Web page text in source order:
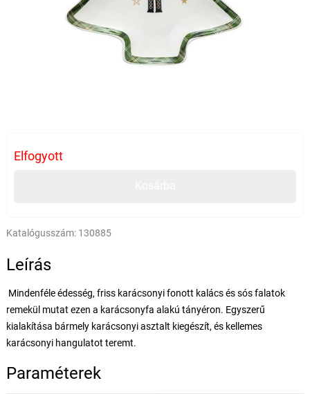
Elfogyott
Katalógusszám: 130885
Leírás
Mindenféle édesség, friss karácsonyi fonott kalács és sós falatok
remekül mutat ezen a karácsonyfa alakú tányéron. Egyszerű
kialakítása bármely karácsonyi asztalt kiegészít, és kellemes
karácsonyi hangulatot teremt.
Paraméterek